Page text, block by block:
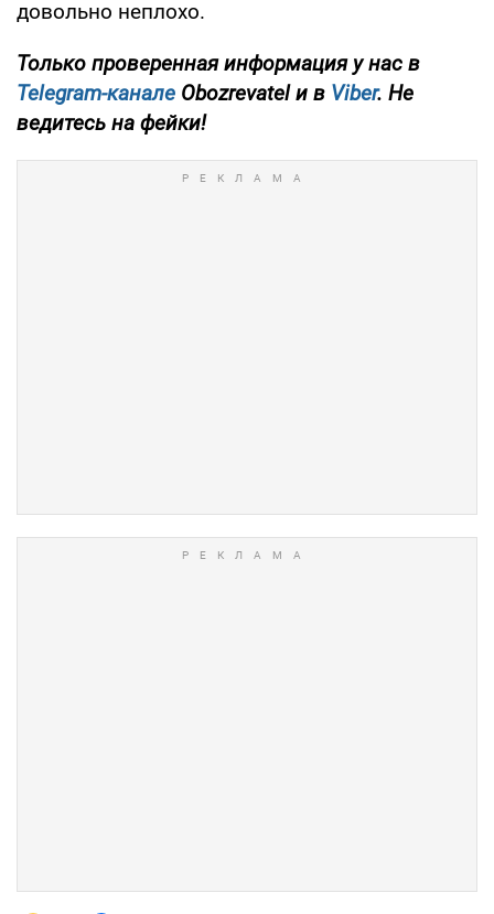
довольно неплохо.
Только проверенная информация у нас в
Telegram-канале Obozrevatel и в Viber. Не
ведитесь на фейки!